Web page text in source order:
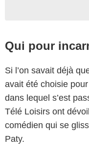
Qui pour
Si l’on savait déjà
avait été choisie
dans lequel s’est
Télé Loisirs ont
comédien qui se
Paty.